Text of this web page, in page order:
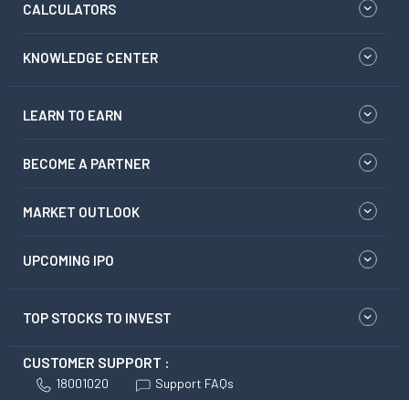
CALCULATORS
KNOWLEDGE CENTER
LEARN TO EARN
BECOME A PARTNER
MARKET OUTLOOK
UPCOMING IPO
TOP STOCKS TO INVEST
CUSTOMER SUPPORT :
18001020 Support FAQs